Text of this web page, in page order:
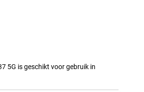
5G is geschikt voor gebruik in